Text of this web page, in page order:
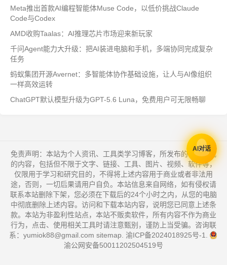
Meta推出首款AI编程智能体Muse Code，以低价挑战Claude
Code与Codex
AMD收购Taalas：AI推理芯片市场迎来新玩家
千问Agent能力大升级：把AI装进电脑和手机，多端协同完成复杂
任务
蚂蚁集团开源Avernet：多智能体协作基础设施，让人与AI像组织
一样高效运转
ChatGPT默认模型升级为GPT-5.6 Luna，免费用户可无限畅聊
免责声明：本站为个人资讯、工具类学习博客，所发布的一切形式
的内容，包括但不限于文字、链接、工具、图片、视频、软件等，
仅限用于学习和研究目的，不得将上述内容用于商业或者非法用
途，否则，一切后果请用户自负。本站信息来自网络，如有侵权请
联系本站删除下架，您必须在下载后的24个小时之内，从您的电脑
中彻底删除上述内容。访问和下载本站内容，说明您已同意上述条
款。本站为非盈利性站点，本站不贩卖软件，所有内容不作为商业
行为，点击、使用相关工具时请注意甄别，谨防上当受骗。咨询联
系：yumiok88@gmail.com sitemap 渝ICP备2024018925号-1
渝公网安备50011202504519号
AI对话